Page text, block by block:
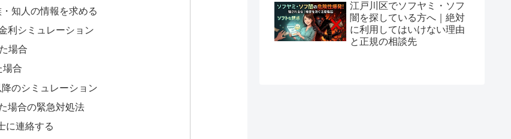
知人の情報を求める
利シミュレーション
場合
場合
のシミュレーション
場合の緊急対処法
に連絡する
江戸川区でソフヤミ・ソフ
闇を探している方へ｜絶対
に利用してはいけない理由
と正規の相談先